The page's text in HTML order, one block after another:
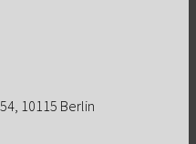
10115 Berlin